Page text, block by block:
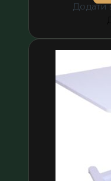
Додати